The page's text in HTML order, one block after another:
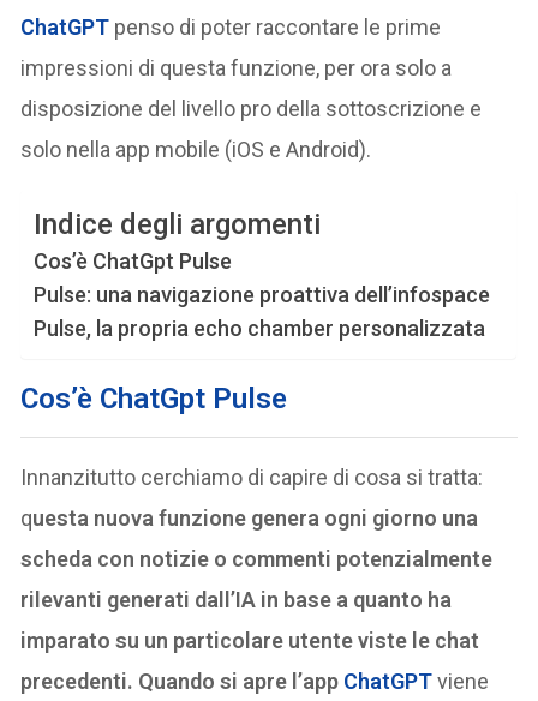
ChatGPT penso di poter raccontare le prime
impressioni di questa funzione, per ora solo a
disposizione del livello pro della sottoscrizione e
solo nella app mobile (iOS e Android).
Indice degli argomenti
Cos’è ChatGpt Pulse
Pulse: una navigazione proattiva dell’infospace
Pulse, la propria echo chamber personalizzata
Cos’è ChatGpt Pulse
Innanzitutto cerchiamo di capire di cosa si tratta:
questa nuova funzione genera ogni giorno una
scheda con notizie o commenti potenzialmente
rilevanti generati dall’IA in base a quanto ha
imparato su un particolare utente viste le chat
precedenti. Quando si apre l’app ChatGPTviene